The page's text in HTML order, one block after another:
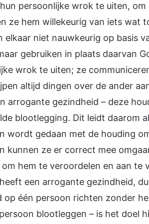
persoonlijke wrok te uiten,
ze hem willekeurig van iets wat
elkaar niet nauwkeurig op basis
gebruiken in plaats daarvan
wrok te uiten; ze
altijd dingen over de ander
arrogante gezindheid – deze
blootlegging. Dit leidt daarom
wordt gedaan met de houding
kunnen ze er correct mee
hem te veroordelen en aan
een arrogante gezindheid,
op één persoon richten zonder
blootleggen – is het doel